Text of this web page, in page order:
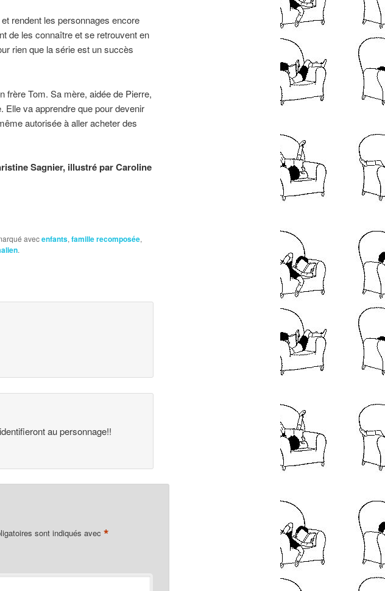
rendent les personnages encore
de les connaître et se retrouvent en
rien que la série est un succès
frère Tom. Sa mère, aidée de Pierre,
Elle va apprendre que pour devenir
autorisée à aller acheter des
Sagnier, illustré par Caroline
avecenfants, famille recomposée,
.
au personnage!!
sont indiqués avec *